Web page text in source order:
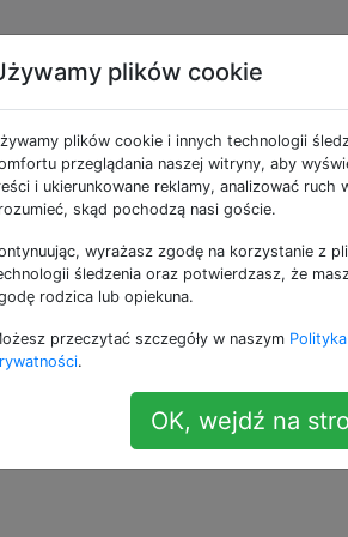
Alexa w niemieckiej kropce
do znajomości języka
stimmt nicht mit den
können.
optimale Spracherfahrung zu
wählen Sie
plików cookie
plików cookie i innych technologii
przeglądania naszej witryny, aby
i ukierunkowane reklamy, analizować ruch
skąd pochodzą nasi goście.
wyrażasz zgodę na korzystanie z
śledzenia oraz potwierdzasz, że
rodzica lub opiekuna.
przeczytać szczegóły w naszym
.
OK, wejdź na